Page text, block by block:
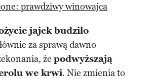
prawdziwy winowajca
jajek budziło
za sprawą dawno
że podwyższają
we krwi. Nie zmienia to